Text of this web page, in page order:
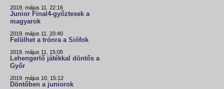
2019. május 11. 22:16
Junior Final4-győztesek a
magyarok
2019. május 11. 20:40
Felülhet a trónra a Siófok
2019. május 11. 15:05
Lehengerlő játékkal döntős a
Győr
2019. május 10. 15:12
Döntőben a juniorok